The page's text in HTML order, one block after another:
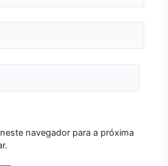
navegador para a próxima